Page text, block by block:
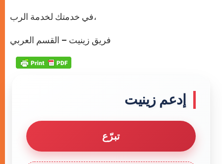
في خدمتك لخدمة الرب،
فريق زينيت – القسم العربي
إدعم زينيت
تبرّع